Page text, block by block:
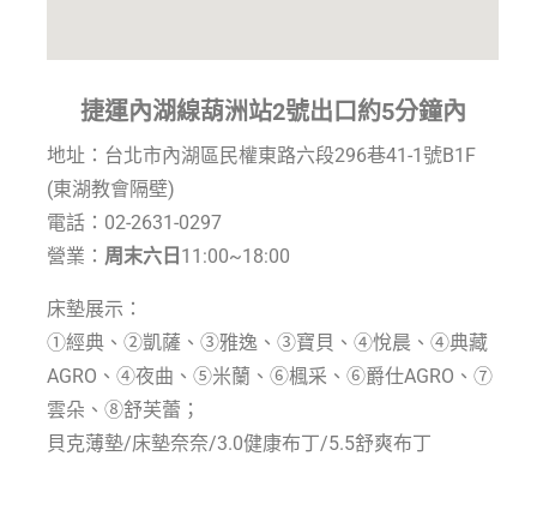
捷運內湖線葫洲站2號出口約5分鐘內
地址：台北市內湖區民權東路六段296巷41-1號B1F
(東湖教會隔壁)
電話：02-2631-0297
營業： 周末六日 11:00~18:00
床墊展示：
①經典、②凱薩、③雅逸、③寶貝、④悅晨、④典藏
AGRO、④夜曲、⑤米蘭、⑥楓采、⑥爵仕AGRO、⑦
雲朵、⑧舒芙蕾；
貝克薄墊/床墊奈奈/3.0健康布丁/5.5舒爽布丁